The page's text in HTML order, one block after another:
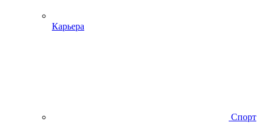
Карьера
Спорт